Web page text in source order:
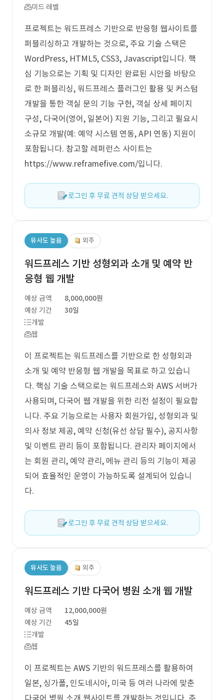
미드 레벨
프로젝트는 워드프레스 기반으로 반응형 웹사이트를
퍼블리싱하고 개발하는 것으로, 주요 기술 스택은
WordPress, HTML5, CSS3, Javascript입니다. 핵
심 기능으로는 기획 및 디자인 완료된 시안을 바탕으
로 한 퍼블리싱, 워드프레스 플러그인 활용 및 커스텀
개발을 통한 객실 문의 기능 구현, 객실 상세 페이지
구성, 다국어(영어, 일본어) 지원 기능, 그리고 필요시
소규모 개발(예: 예약 시스템 연동, API 연동) 지원이
포함됩니다. 참고할 레퍼런스 사이트는
https://www.reframefive.com/입니다.
로그인 후 무료 견적 상담 받으세요.
유사도 높음 외주
워드프레스 기반 성형외과 소개 및 예약 반
응형 웹 개발
예상 금액
8,000,000원
예상 기간
30일
개발
웹
이 프로젝트는 워드프레스를 기반으로 한 성형외과
소개 및 예약 반응형 웹 개발을 목표로 하고 있습니
다. 핵심 기술 스택으로는 워드프레스와 AWS 서버가
사용되며, 다국어 웹 개발을 위한 리전 설정이 필요합
니다. 주요 기능으로는 사용자 회원가입, 성형외과 및
의사 정보 제공, 예약 신청(유선 상담 필수), 공지사항
및 이벤트 관리 등이 포함됩니다. 관리자 페이지에서
는 회원 관리, 예약 관리, 메뉴 관리 등의 기능이 제공
되어 효율적인 운영이 가능하도록 설계되어 있습니
다.
로그인 후 무료 견적 상담 받으세요.
유사도 높음 외주
워드프레스 기반 다국어 병원 소개 웹 개발
예상 금액
12,000,000원
예상 기간
45일
개발
웹
이 프로젝트는 AWS 기반의 워드프레스를 활용하여
일본, 싱가폴, 인도네시아, 미국 등 여러 나라에 맞춘
다국어 병원 소개 웹사이트를 개발하는 것입니다. 주